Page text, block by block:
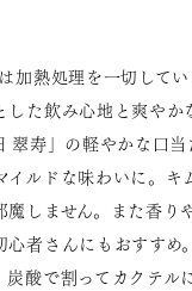
加熱処理を一切して
した飲み心地と爽やか
翠寿」の軽やかな口
イルドな味わいに。キ
魔しません。また香り
心者さんにもおすすめ
炭酸で割ってカクテル